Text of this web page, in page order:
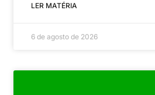
LER MATÉRIA
6 de agosto de 2026